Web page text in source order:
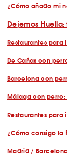
¿Cómo añado mi
Dejemos Huella:
Restaurantes
De Cañas con
Barcelona con
Málaga con perro:
Restaurantes para
¿Cómo consigo la
Madrid /